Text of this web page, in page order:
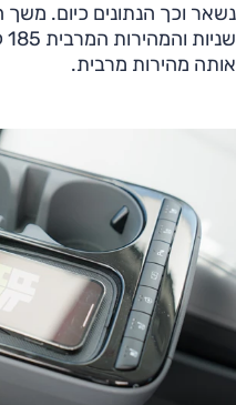
אותה מהירות מרבית.